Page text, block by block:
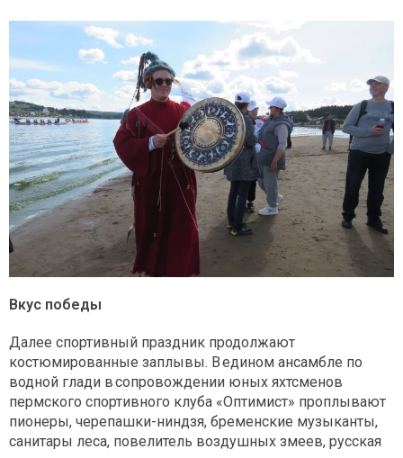
Вкус победы
Далее спортивный праздник продолжают
костюмированные заплывы. В едином ансамбле по
водной глади в сопровождении юных яхтсменов
пермского спортивного клуба «Оптимист» проплывают
пионеры, черепашки-ниндзя, бременские музыканты,
санитары леса, повелитель воздушных змеев, русская